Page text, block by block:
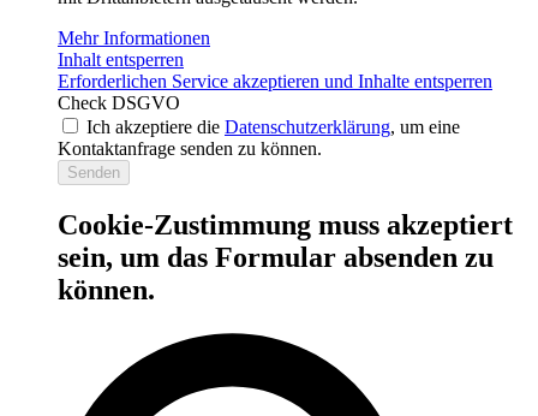
Mehr Informationen
Inhalt entsperren
Erforderlichen Service akzeptieren und Inhalte entsperren
Check DSGVO
Ich akzeptiere die Datenschutzerklärung, um eine
Kontaktanfrage senden zu können.
Senden
Cookie-Zustimmung muss akzeptiert
sein, um das Formular absenden zu
können.